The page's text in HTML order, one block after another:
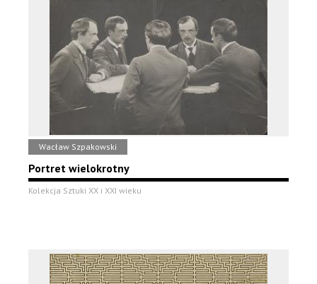
Wacław Szpakowski
Portret wielokrotny
Kolekcja Sztuki XX i XXI wieku